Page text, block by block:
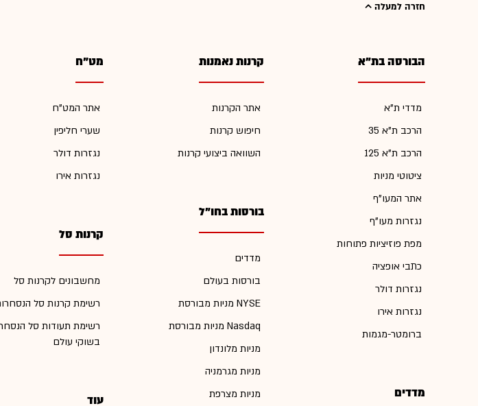
חזרה למעלה
הבורסה בת"א
מדדי ת"א
הרכב ת"א 35
הרכב ת"א 125
ציטוטי מניות
אתר המעו"ף
נגזרות מעו"ף
מפת פוזיציות פתוחות
כתבי אופציה
נגזרות דולר
נגזרות אירו
ברומטר-מגמות
מדדים
קרנות נאמנות
אתר הקרנות
חיפוש קרנות
השוואה ביצועי קרנות
בורסות בחו"ל
מדדים
בורסות בעולם
מניות מבורסת NYSE
מניות מבורסת Nasdaq
מניות מלונדון
מניות מגרמניה
מניות מצרפת
מט"ח
אתר המט"ח
שערי חליפין
נגזרות דולר
נגזרות אירו
קרנות סל
מחשבונים לקרנות סל
רשימת קרנות סל
רשימת תעודות סל
בשוקי עולם
עוד